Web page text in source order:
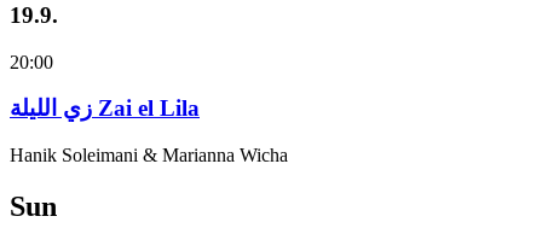
19.9.
20:00
زي‌ اللیلة Zai el Lila
Hanik Soleimani & Marianna Wicha
Sun